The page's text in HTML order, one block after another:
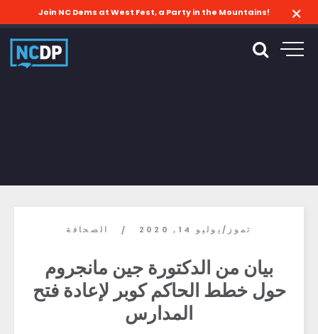
Join NC Dems at West Fest, a Party in the Mountains!
تموز/يوليو 14, 2020 / الصحافة
بيان من الدكتورة جين مانجروم
حول خطط الحاكم كوبر لإعادة فتح
المدارس